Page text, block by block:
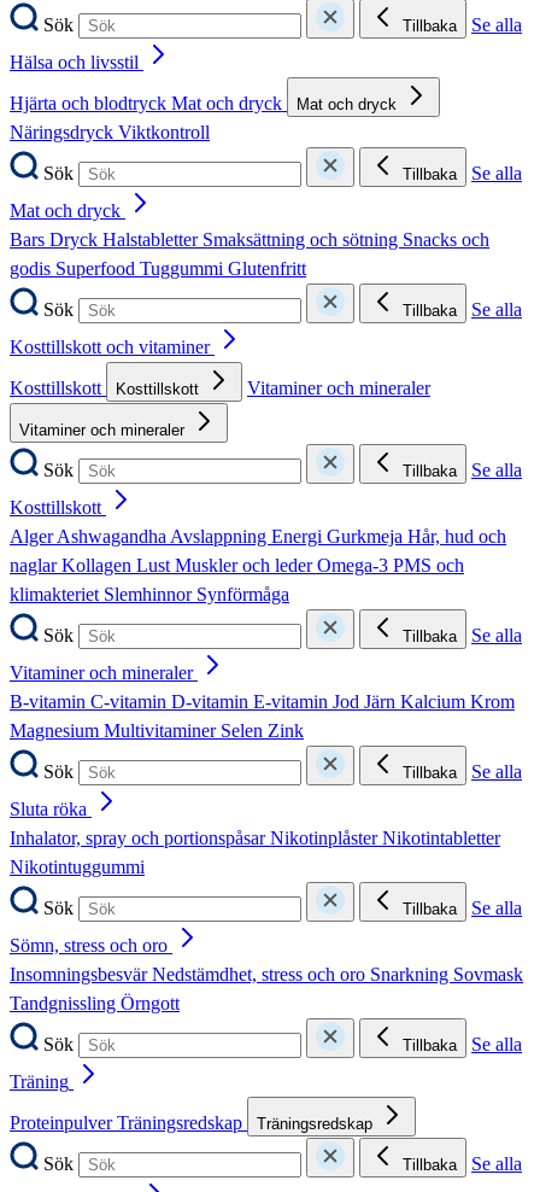
Sök Tillbaka
Se alla
Hälsa och livsstil
Hjärta och blodtryck Mat och dryck Mat och dryck
Näringsdryck Viktkontroll
Sök
Tillbaka
Se alla
Mat och dryck
Bars Dryck Halstabletter Smaksättning och sötning Snacks och
godis Superfood Tuggummi Glutenfritt
Sök
Tillbaka
Se alla
Kosttillskott och vitaminer
Kosttillskott
Kosttillskott Vitaminer och mineraler
Vitaminer och mineraler
Sök Tillbaka
Se alla
Kosttillskott
AlgerAshwagandhaAvslappning Energi Gurkmeja Hår, hud och
naglarKollagen LustMuskler och lederOmega-3 PMS och
klimakteriet Slemhinnor Synförmåga
Sök
Tillbaka
Se alla
Vitaminer och mineraler
B-vitamin C-vitamin D-vitamin E-vitamin Jod Järn Kalcium Krom
Magnesium Multivitaminer Selen Zink
Sök
Tillbaka
Se alla
Sluta röka
Inhalator, spray och portionspåsarNikotinplåsterNikotintabletter
Nikotintuggummi
Sök
Tillbaka
Se alla
Sömn, stress och oro
InsomningsbesvärNedstämdhet, stress och oro Snarkning Sovmask
Tandgnissling Örngott
Sök
Tillbaka
Se alla
Träning
ProteinpulverTräningsredskap Träningsredskap
Sök Tillbaka
Se alla